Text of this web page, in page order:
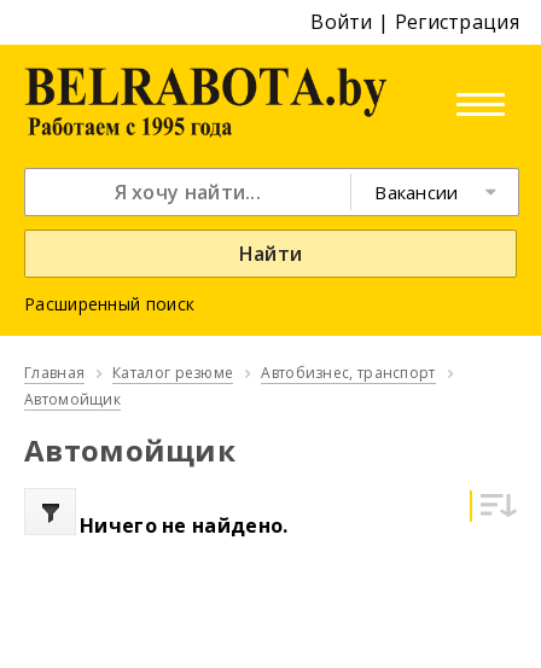
Войти | Регистрация
Вакансии
Найти
Расширенный поиск
Главная Каталог резюме
Автобизнес, транспорт
Автомойщик
Автомойщик
Ничего не найдено.